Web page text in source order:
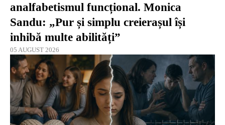
analfabetismul funcțional. Monica
Sandu: „Pur și simplu creierașul își
inhibă multe abilități”
05 AUGUST 2026